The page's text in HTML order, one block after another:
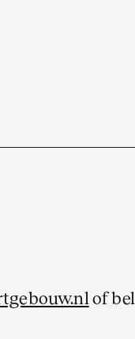
of bel